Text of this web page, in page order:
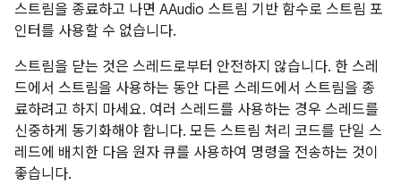
스트림을 종료하고 나면 AAudio 스트림 기반 함수로 스트림 포
인터를 사용할 수 없습니다.
스트림을 닫는 것은 스레드로부터 안전하지 않습니다. 한 스레
드에서 스트림을 사용하는 동안 다른 스레드에서 스트림을 종
료하려고 하지 마세요. 여러 스레드를 사용하는 경우 스레드를
신중하게 동기화해야 합니다. 모든 스트림 처리 코드를 단일 스
레드에 배치한 다음 원자 큐를 사용하여 명령을 전송하는 것이
좋습니다.